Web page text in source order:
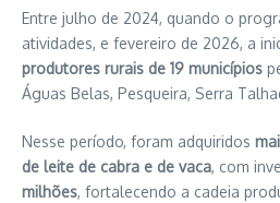
Entre julho de 2024, quando o
atividades, e fevereiro de 2026, a
produtores rurais de 19 municípios
Águas Belas, Pesqueira, Serra
Nesse período, foram adquiridos
de leite de cabra e de vaca, com
milhões, fortalecendo a cadeia